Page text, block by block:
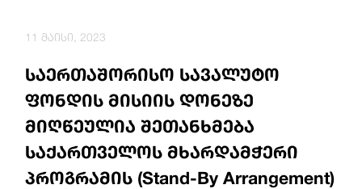
საერთაშორისო სავალუტო
ფონდის მისიის დონეზე
მიღწეულია შეთანხმება
საქართველოს მხარდამჭერი
პროგრამის (Stand-By Arrangement)
11 მაისი, 2023